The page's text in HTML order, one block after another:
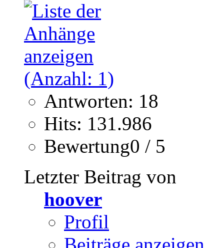
Antworten: 18
Hits: 131.986
Bewertung0 / 5
Letzter Beitrag von
hoover
Profil